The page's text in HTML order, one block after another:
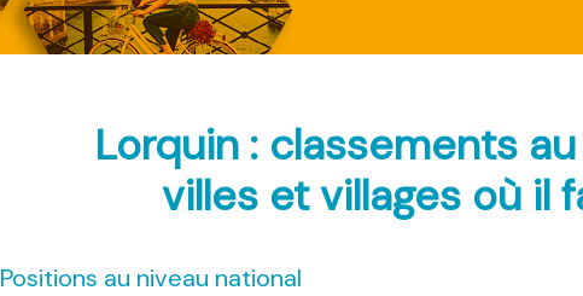
Lorquin : classements
villes et villages où il
Positions au niveau national